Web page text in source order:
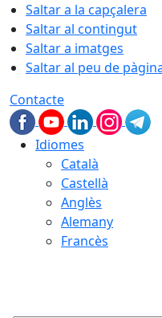
Saltar a la capçalera
Saltar al contingut
Saltar a imatges
Saltar al peu de
Contacte
Idiomes
Català
Castellà
Anglès
Alemany
Francès